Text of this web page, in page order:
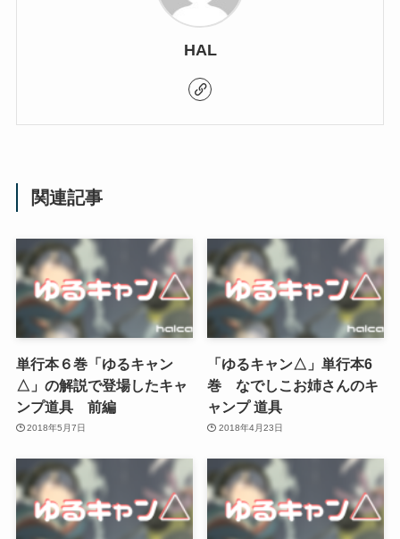
HAL
関連記事
単行本６巻「ゆるキャン
△」の解説で登場したキャ
ンプ道具 前編
2018年5月7日
「ゆるキャン△」単行本6
巻 なでしこお姉さんのキ
ャンプ 道具
2018年4月23日